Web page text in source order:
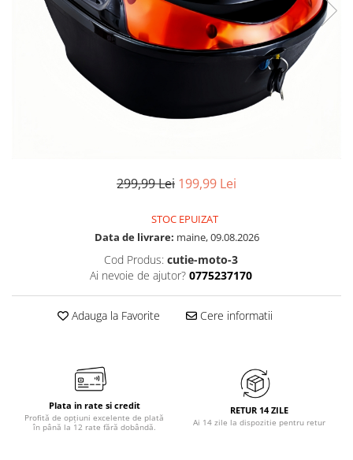
299,99 Lei 199,99 Lei
STOC EPUIZAT
Data de livrare: maine, 09.08.2026
Cod Produs: cutie-moto-3
Ai nevoie de ajutor? 0775237170
Adauga la Favorite Cere informatii
Plata in rate si credit
Profită de opțiuni excelente de plată
în până la 12 rate fără dobândă.
RETUR 14 ZILE
Ai 14 zile la dispozitie pentru retur